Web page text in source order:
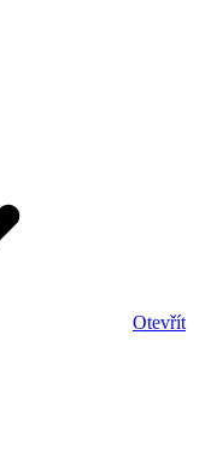
Otevřít